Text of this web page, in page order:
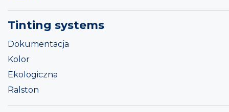
Tinting systems
Dokumentacja
Kolor
Ekologiczna
Ralston